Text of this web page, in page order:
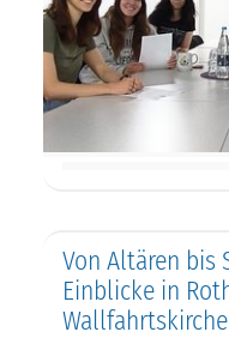
Von Altären bis
Einblicke in